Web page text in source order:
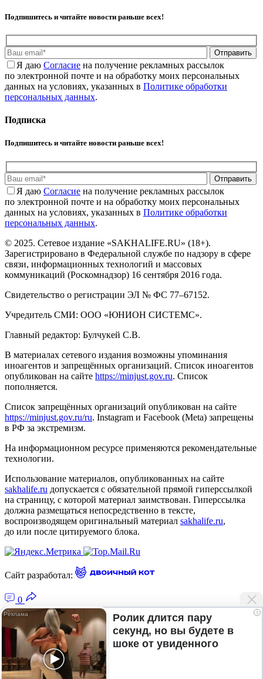
Подпишитесь и читайте новости раньше всех!
Отправить
Я даю Cогласие на получение рекламных рассылок
по электронной почте и на обработку моих персональных
данных на условиях, указанных в Политике обработки
персональных данных.
Подписка
Подпишитесь и читайте новости раньше всех!
Отправить
Я даю Cогласие на получение рекламных рассылок
по электронной почте и на обработку моих персональных
данных на условиях, указанных в Политике обработки
персональных данных.
© 2025. Сетевое издание «SAKHALIFE.RU» (18+).
Зарегистрировано в Федеральной службе по надзору в сфере
связи, информационных технологий и массовых
коммуникаций (Роскомнадзор) 16 сентября 2016 года.
Свидетельство о регистрации ЭЛ № ФС 77–67152.
Учредитель СМИ: ООО «ЮНИОН СИСТЕМС».
Главный редактор: Булчукей С.В.
В материалах сетевого издания возможны упоминания
иноагентов и запрещённых организаций. Список иноагентов
опубликован на сайте https://minjust.gov.ru. Список
пополняется.
Список запрещённых организаций опубликован на сайте
https://minjust.gov.ru/ru. Instagram и Facebook (Metа) запрещены
в РФ за экстремизм.
На информационном ресурсе применяются рекомендательные
технологии.
Использование материалов, опубликованных на сайте
sakhalife.ru допускается с обязательной прямой гиперссылкой
на страницу, с которой материал заимствован. Гиперссылка
должна размещаться непосредственно в тексте,
воспроизводящем оригинальный материал sakhalife.ru,
до или после цитируемого блока.
Сайт разработал:
0
Главная — Новости Якутии и мира
Лента новостей
Рубрики
Подписка
i
Ролик длится пару
секунд, но вы будете в
шоке от увиденного